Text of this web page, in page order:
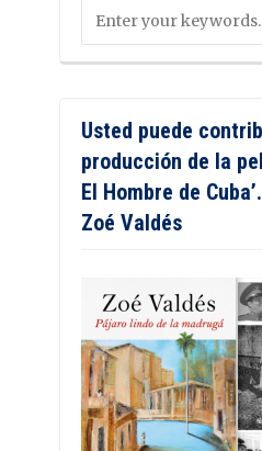
Usted puede
producción de la
El Hombre de
Zoé Valdés